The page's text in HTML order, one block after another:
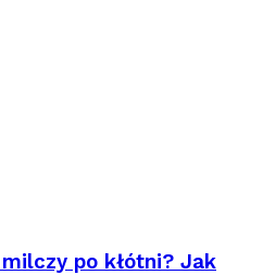
po kłótni? Jak